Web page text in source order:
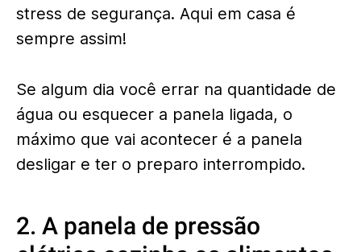
stress de segurança. Aqui em casa é
sempre assim!
Se algum dia você errar na quantidade de
água ou esquecer a panela ligada, o
máximo que vai acontecer é a panela
desligar e ter o preparo interrompido.
2. A panela de pressão